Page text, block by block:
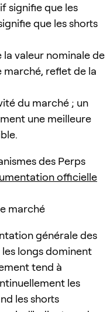
signifie que les
que les shorts
la valeur nominale de
marché, reflet de la
du marché ; un
une meilleure
des Perps
officielle
marché
générale des
longs dominent
tend à
les
les shorts